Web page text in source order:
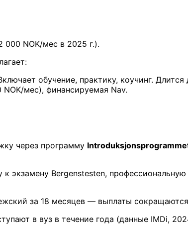
NOK/мес в 2025 г.).
обучение, практику, коучинг. Длится
мес), финансируемая Nav.
через программу
экзамену Bergenstesten,
за 18 месяцев — выплаты
в вуз в течение года (данные IMDi,